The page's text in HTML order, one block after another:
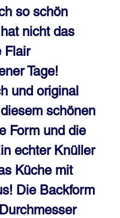
so schön
nicht das
Flair
Tage!
und original
schönen
Form und die
echter Knüller
Küche mit
Die Backform